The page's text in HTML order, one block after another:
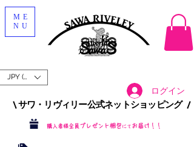
JPY (¥)
ログイン
\ サワ・リヴィリー公式ネットショッピング /​
購入者様全員 プレゼント梱包 にて お届け！！
ME
NU